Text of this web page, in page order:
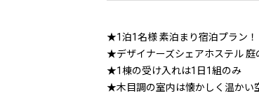
★1泊1名様 素泊まり宿泊プラン！
★デザイナーズシェアホステル 庭
★1棟の受け入れは1日1組のみ
★木目調の室内は懐かしく温かい